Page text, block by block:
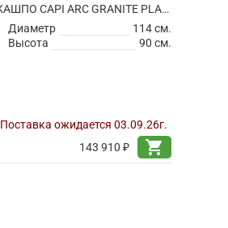
КАШПО CAPI ARC GRANITE PLANTER BALL WHITE
Диаметр
114 см.
Высота
90 см.
Поставка ожидается 03.09.26г.
143 910 ₽
shopping_cart